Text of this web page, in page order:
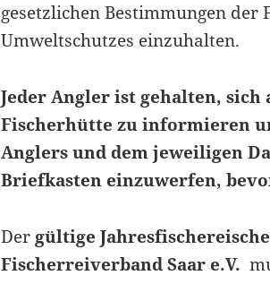
gesetzlichen Bestimmungen
Umweltschutzes einzuhalten.
Jeder Angler ist gehalten, sich
Fischerhütte zu informieren
Anglers und dem jeweiligen
Briefkasten einzuwerfen,
Der gültige
Fischerreiverband Saar e.V.